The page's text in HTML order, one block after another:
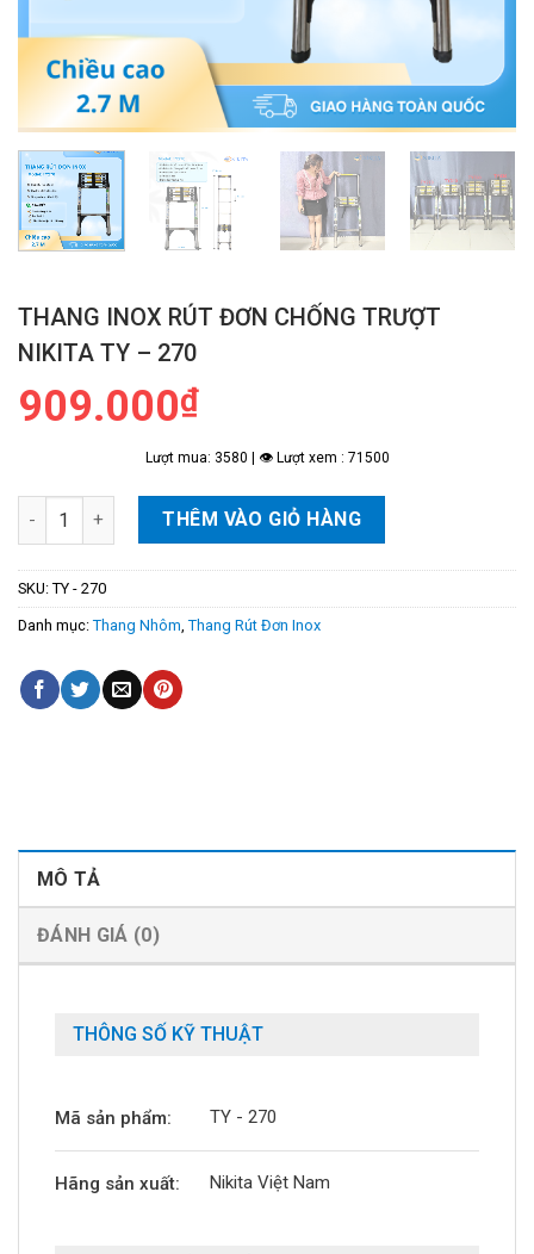
THANG INOX RÚT ĐƠN CHỐNG TRƯỢT
NIKITA TY – 270
909.000₫
Lượt mua: 3580 | 👁 Lượt xem : 71500
Thang INOX Rút Đơn Chống Trượt NIKITA TY - 270 số lượng
THÊM VÀO GIỎ HÀNG
SKU: TY - 270
Danh mục: Thang Nhôm Thang Rút Đơn Inox
MÔ TẢ
ĐÁNH GIÁ (0)
THÔNG SỐ KỸ THUẬT
Mã sản phẩm: TY - 270
Hãng sản xuất: Nikita Việt Nam